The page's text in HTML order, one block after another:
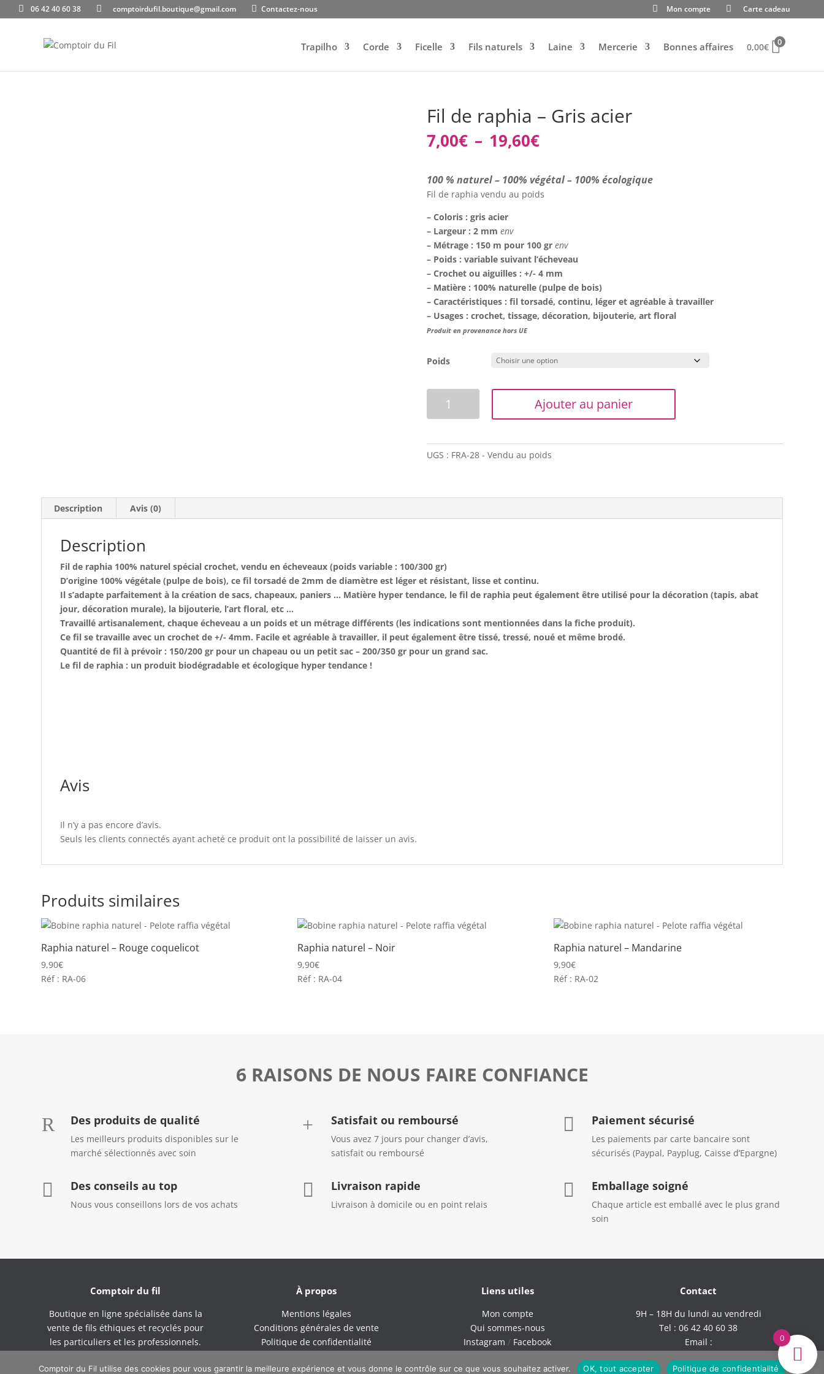
06 42 40 60 38 comptoirdufil.boutique@gmail.com Contactez-nous Carte cadeau
Mon compte
Trapilho Corde Ficelle Fils naturels Laine Mercerie Bonnes affaires 0,00€ 0
Fil de raphia – Gris acier
7,00€ – 19,60€Plage
7,00€
à
100 % naturel – 100% végétal – 100% écologique
Fil de raphia vendu au poids
– Coloris : gris acier
– Largeur : 2 mmenv
– Métrage : 150 m pour 100 grenv
– Poids : variable suivant l’écheveau
– Crochet ou aiguilles : +/- 4 mm
– Matière : 100% naturelle (pulpe de bois)
– Caractéristiques : fil torsadé, continu, léger et agréable à travailler
– Usages : crochet, tissage, décoration, bijouterie, art floral
Produit en provenance hors UE
Poids
raphia
Ajouter au panier
UGS : FRA-28 - Vendu au poids
Description Avis (0)
Description
Fil de raphia 100% naturel spécial crochet, vendu en écheveaux (poids variable : 100/300 gr)
D’origine 100% végétale (pulpe de bois), ce fil torsadé de 2mm de diamètre est léger et résistant, lisse et continu.
Il s’adapte parfaitement à la création de sacs, chapeaux, paniers … Matière hyper tendance, le fil de raphia peut également être utilisé pour la décoration (tapis, abat
jour, décoration murale), la bijouterie, l’art floral, etc …
Travaillé artisanalement, chaque écheveau a un poids et un métrage différents (les indications sont mentionnées dans la fiche produit).
Ce fil se travaille avec un crochet de +/- 4mm. Facile et agréable à travailler, il peut également être tissé, tressé, noué et même brodé.
Quantité de fil à prévoir : 150/200 gr pour un chapeau ou un petit sac – 200/350 gr pour un grand sac.
Le fil de raphia : un produit biodégradable et écologique hyper tendance !
Avis
Il n’y a pas encore d’avis.
Seuls les clients connectés ayant acheté ce produit ont la possibilité de laisser un avis.
Produits similaires
Raphia naturel – Rouge coquelicot
9,90€
Réf : RA-06
Raphia naturel – Noir
9,90€
Réf : RA-04
Raphia naturel – Mandarine
9,90€
Réf : RA-02
6 RAISONS DE NOUS FAIRE CONFIANCE
R Des produits de qualité
Les meilleurs produits disponibles sur le
marché sélectionnés avec soin
 Des conseils au top
Nous vous conseillons lors de vos achats
+ Satisfait ou remboursé
Vous avez 7 jours pour changer d’avis,
satisfait ou remboursé
 Livraison rapide
Livraison à domicile ou en point relais
 Paiement sécurisé
Les paiements par carte bancaire sont
sécurisés (Paypal, Payplug, Caisse d’Epargne)
 Emballage soigné
Chaque article est emballé avec le plus grand
soin
Comptoir du fil
Boutique en ligne spécialisée dans la
vente de fils éthiques et recyclés pour
les particuliers et les professionnels.
À propos
Mentions légales
Conditions générales de vente
Politique de confidentialité
Liens utiles
Mon compte
Qui sommes-nous
Instagram / Facebook
Contact
9H – 18H du lundi au vendredi
Tel : 06 42 40 60 38
Email :
0
Comptoir du Fil utilise des cookies pour vous garantir la meilleure expérience et vous donne le contrôle sur ce que vous souhaitez activer. OK, tout accepter Politique de confidentialité